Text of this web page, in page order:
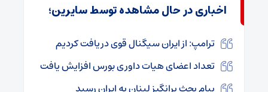
اخباری در حال مشاهده توسط سایرین؛
ترامپ: از ایران سیگنال‌ قوی دریافت کردیم
تعداد اعضای هیات داوری بورس افزایش یافت
پیام بحث برانگیز لبنان به ایران رسید